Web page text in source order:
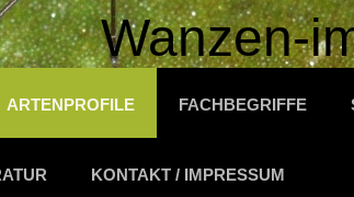
Wanzen-
ARTENPROFILE FACHBEGRIFFE
KONTAKT / IMPRESSUM